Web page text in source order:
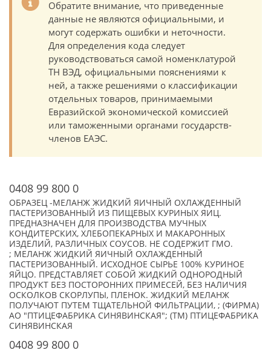
Обратите внимание, что приведенные
данные не являются официальными, и
могут содержать ошибки и неточности.
Для определения кода следует
руководствоваться самой номенклатурой
ТН ВЭД, официальными пояснениями к
ней, а также решениями о классификации
отдельных товаров, принимаемыми
Евразийской экономической комиссией
или таможенными органами государств-
членов ЕАЭС.
0408 99 800 0
ОБРАЗЕЦ -МЕЛАНЖ ЖИДКИЙ ЯИЧНЫЙ ОХЛАЖДЕННЫЙ
ПАСТЕРИЗОВАННЫЙ ИЗ ПИЩЕВЫХ КУРИНЫХ ЯИЦ.
ПРЕДНАЗНАЧЕН ДЛЯ ПРОИЗВОДСТВА МУЧНЫХ
КОНДИТЕРСКИХ, ХЛЕБОПЕКАРНЫХ И МАКАРОННЫХ
ИЗДЕЛИЙ, РАЗЛИЧНЫХ СОУСОВ. НЕ СОДЕРЖИТ ГМО.
; МЕЛАНЖ ЖИДКИЙ ЯИЧНЫЙ ОХЛАЖДЕННЫЙ
ПАСТЕРИЗОВАННЫЙ. ИСХОДНОЕ СЫРЬЕ 100% КУРИНОЕ
ЯЙЦО. ПРЕДСТАВЛЯЕТ СОБОЙ ЖИДКИЙ ОДНОРОДНЫЙ
ПРОДУКТ БЕЗ ПОСТОРОННИХ ПРИМЕСЕЙ, БЕЗ НАЛИЧИЯ
ОСКОЛКОВ СКОРЛУПЫ, ПЛЕНОК. ЖИДКИЙ МЕЛАНЖ
ПОЛУЧАЮТ ПУТЕМ ТЩАТЕЛЬНОЙ ФИЛЬТРАЦИИ, ; (ФИРМА)
АО "ПТИЦЕФАБРИКА СИНЯВИНСКАЯ"; (TM) ПТИЦЕФАБРИКА
СИНЯВИНСКАЯ
0408 99 800 0